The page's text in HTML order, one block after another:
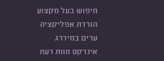
חיפוש בעל מקצוע
הורדת אפליקציה
ערים במידרג
אינדקס חוות דעת